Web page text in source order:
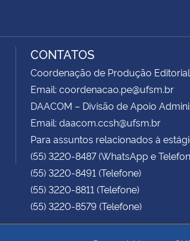
CONTATOS
Coordenação de Produção Editorial
Email: coordenacao.pe@ufsm.br
DAACOM – Divisão de Apoio
Email: daacom.ccsh@ufsm.br
Para assuntos relacionados à
(55) 3220-8487 (WhatsApp e
(55) 3220-8491 (Telefone)
(55) 3220-8811 (Telefone)
(55) 3220-8579 (Telefone)